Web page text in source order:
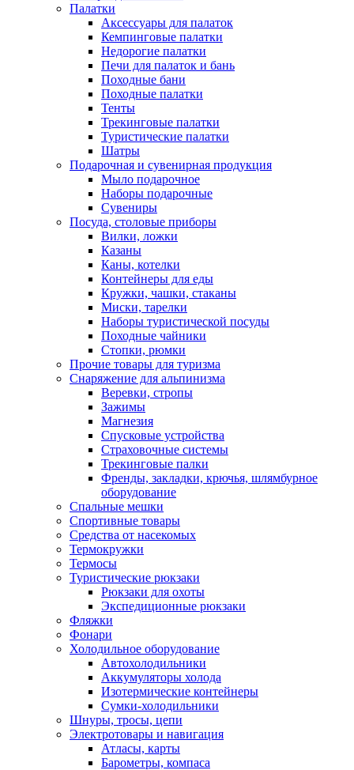
Палатки
Аксессуары для палаток
Кемпинговые палатки
Недорогие палатки
Печи для палаток и бань
Походные бани
Походные палатки
Тенты
Трекинговые палатки
Туристические палатки
Шатры
Подарочная и сувенирная продукция
Мыло подарочное
Наборы подарочные
Сувениры
Посуда, столовые приборы
Вилки, ложки
Казаны
Каны, котелки
Контейнеры для еды
Кружки, чашки, стаканы
Миски, тарелки
Наборы туристической посуды
Походные чайники
Стопки, рюмки
Прочие товары для туризма
Снаряжение для альпинизма
Веревки, стропы
Зажимы
Магнезия
Спусковые устройства
Страховочные системы
Трекинговые палки
Френды, закладки, крючья, шлямбурное
оборудование
Спальные мешки
Спортивные товары
Средства от насекомых
Термокружки
Термосы
Туристические рюкзаки
Рюкзаки для охоты
Экспедиционные рюкзаки
Фляжки
Фонари
Холодильное оборудование
Автохолодильники
Аккумуляторы холода
Изотермические контейнеры
Сумки-холодильники
Шнуры, тросы, цепи
Электротовары и навигация
Атласы, карты
Барометры, компаса